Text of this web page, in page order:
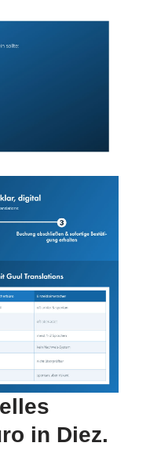
in Diez.